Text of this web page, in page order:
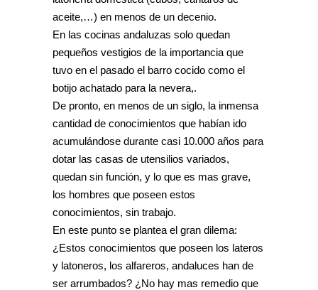
aceite,…) en menos de un decenio.
En las cocinas andaluzas solo quedan
pequeños vestigios de la importancia que
tuvo en el pasado el barro cocido como el
botijo achatado para la nevera,.
De pronto, en menos de un siglo, la inmensa
cantidad de conocimientos que habían ido
acumulándose durante casi 10.000 años para
dotar las casas de utensilios variados,
quedan sin función, y lo que es mas grave,
los hombres que poseen estos
conocimientos, sin trabajo.
En este punto se plantea el gran dilema:
¿Estos conocimientos que poseen los lateros
y latoneros, los alfareros, andaluces han de
ser arrumbados? ¿No hay mas remedio que